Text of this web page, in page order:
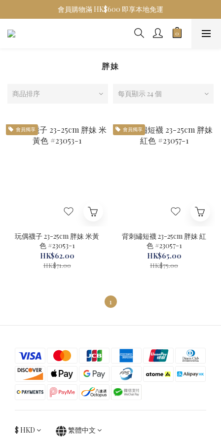
會員購物滿 HK$600 即享本地免運
胖妹
商品排序 每頁顯示 24 個
會員獨享
玩偶襪子 23-25cm 胖妹 米黃
色 #23053-1
HK$62.00
HK$71.00
會員獨享
背刺繡短襪 23-25cm 胖妹 紅
色 #23057-1
HK$65.00
HK$75.00
1
$ HKD 繁體中文